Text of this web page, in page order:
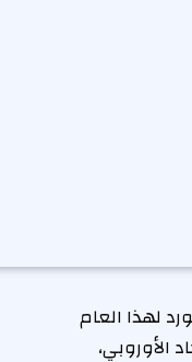
لهذا العام
الأوروبي،